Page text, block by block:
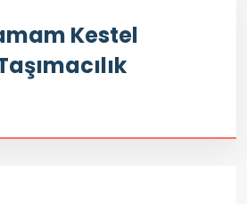
Kestel